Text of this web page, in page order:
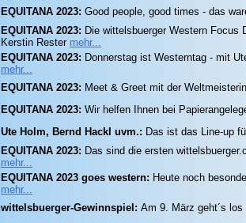
EQUITANA 2023: Good people, good times - das
EQUITANA 2023: Die wittelsbuerger Western Focus
Kerstin Rester mehr...
EQUITANA 2023: Donnerstag ist Westerntag - mit
mehr...
EQUITANA 2023: Meet & Greet mit der
EQUITANA 2023: Wir helfen Ihnen bei
Ute Holm, Bernd Hackl uvm.: Das ist das Line-up
EQUITANA 2023: Das sind die ersten
mehr...
EQUITANA 2023 goes western: Heute noch
mehr...
wittelsbuerger-Gewinnspiel: Am 9. März geht´s